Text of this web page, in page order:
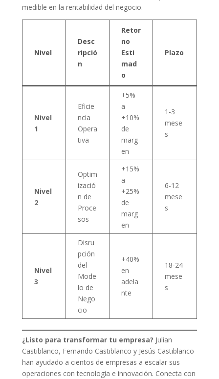
medible en la rentabilidad del negocio.
Nivel
Desc
ripció
n
Retor
no
Esti
mad
o
Plazo
Nivel
1
Eficie
ncia
Opera
tiva
+5%
a
+10%
de
marg
en
1-3
mese
s
Nivel
2
Optim
izació
n de
Proce
sos
+15%
a
+25%
de
marg
en
6-12
mese
s
Nivel
3
Disru
pción
del
Mode
lo de
Nego
cio
+40%
en
adela
nte
18-24
mese
s
¿Listo para transformar tu empresa? Julian
Castiblanco, Fernando Castiblanco y Jesús Castiblanco
han ayudado a cientos de empresas a escalar sus
operaciones con tecnología e innovación. Conecta con